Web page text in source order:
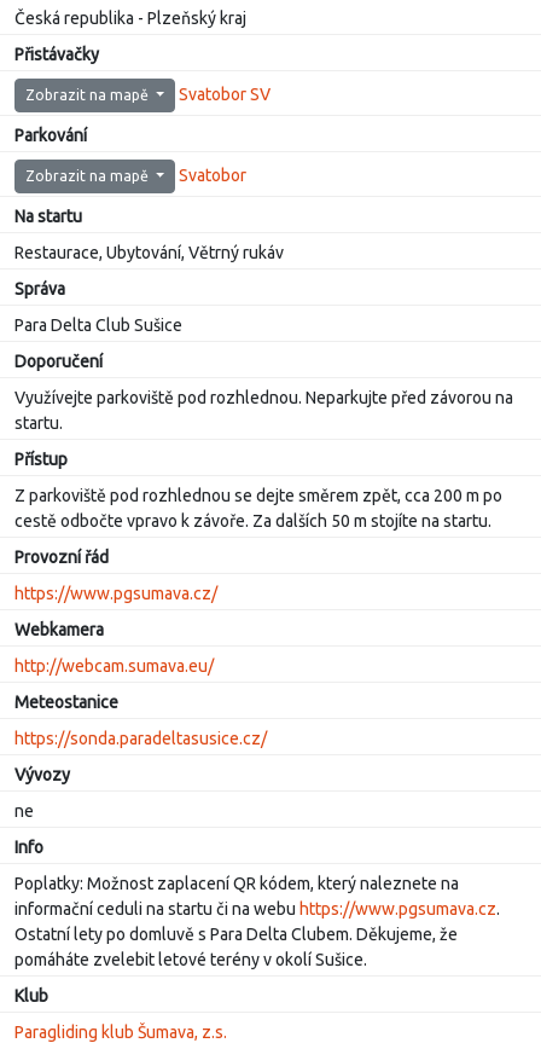
Česká republika - Plzeňský kraj
Přistávačky
Zobrazit na mapě Svatobor SV
Parkování
Zobrazit na mapě Svatobor
Na startu
Restaurace, Ubytování, Větrný rukáv
Správa
Para Delta Club Sušice
Doporučení
Využívejte parkoviště pod rozhlednou. Neparkujte před závorou na
startu.
Přístup
Z parkoviště pod rozhlednou se dejte směrem zpět, cca 200 m po
cestě odbočte vpravo k závoře. Za dalších 50 m stojíte na startu.
Provozní řád
https://www.pgsumava.cz/
Webkamera
http://webcam.sumava.eu/
Meteostanice
https://sonda.paradeltasusice.cz/
Vývozy
ne
Info
Poplatky: Možnost zaplacení QR kódem, který naleznete na
informační ceduli na startu či na webu https://www.pgsumava.cz.
Ostatní lety po domluvě s Para Delta Clubem. Děkujeme, že
pomáháte zvelebit letové terény v okolí Sušice.
Klub
Paragliding klub Šumava, z.s.